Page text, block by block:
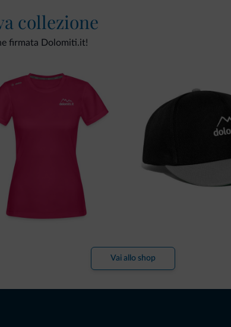
collezione
firmata Dolomiti.it!
Vai allo shop